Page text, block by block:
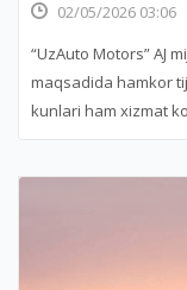
02/05/2026 03:06
“UzAuto Motors” AJ
maqsadida hamkor
kunlari ham xizmat